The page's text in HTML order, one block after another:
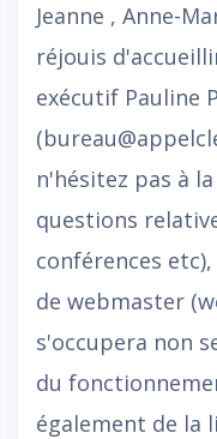
Jeanne , Anne-
réjouis
exécutif Pauline
n'hésitez pas à
questions
conférences
de webmaster
s'occupera non
du
également de la